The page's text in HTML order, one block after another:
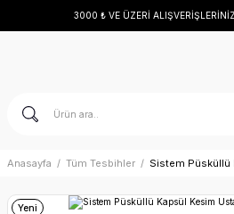
3000 ₺ VE ÜZERİ
Anasayfa Tüm Tesbihler Sistem Püsküllü
Yeni